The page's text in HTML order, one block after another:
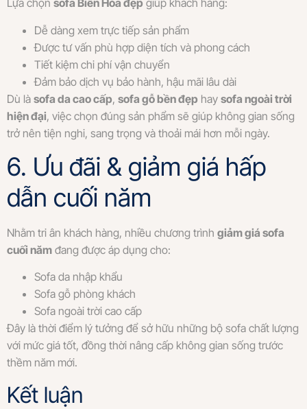
Lựa chọn sofa Biên Hòa đẹp giúp khách hàng:
Dễ dàng xem trực tiếp sản phẩm
Được tư vấn phù hợp diện tích và phong cách
Tiết kiệm chi phí vận chuyển
Đảm bảo dịch vụ bảo hành, hậu mãi lâu dài
Dù là sofa da cao cấp, sofa gỗ bền đẹp hay sofa ngoài trời
hiện đại, việc chọn đúng sản phẩm sẽ giúp không gian sống
trở nên tiện nghi, sang trọng và thoải mái hơn mỗi ngày.
6. Ưu đãi & giảm giá hấp
dẫn cuối năm
Nhằm tri ân khách hàng, nhiều chương trình giảm giá sofa
cuối năm đang được áp dụng cho:
Sofa da nhập khẩu
Sofa gỗ phòng khách
Sofa ngoài trời cao cấp
Đây là thời điểm lý tưởng để sở hữu những bộ sofa chất lượng
với mức giá tốt, đồng thời nâng cấp không gian sống trước
thềm năm mới.
Kết luận